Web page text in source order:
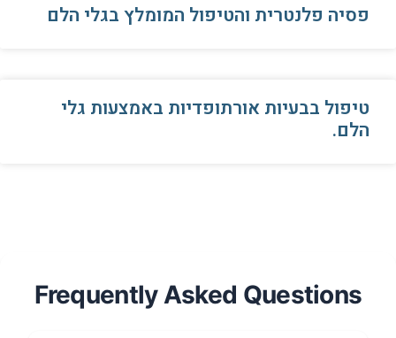
פסיה פלנטרית והטיפול המומלץ בגלי הלם
טיפול בבעיות אורתופדיות באמצעות גלי
הלם.
Frequently Asked Questions